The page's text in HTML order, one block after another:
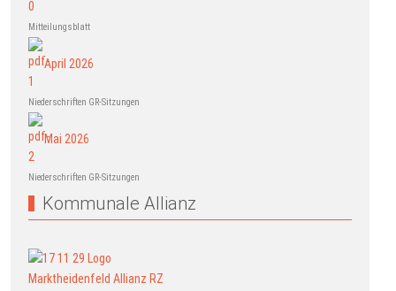
Mitteilungsblatt
April 2026
Niederschriften GR-Sitzungen
Mai 2026
Niederschriften GR-Sitzungen
Kommunale Allianz